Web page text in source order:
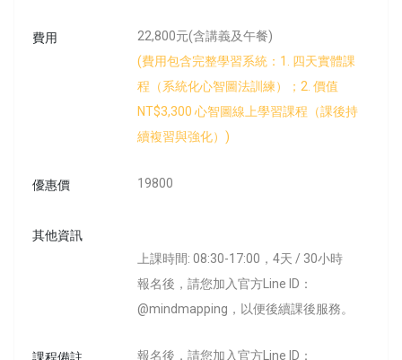
費用
22,800元(含講義及午餐)
(費用包含完整學習系統：1. 四天實體課
程（系統化心智圖法訓練）；2. 價值
NT$3,300 心智圖線上學習課程（課後持
續複習與強化）)
優惠價 19800
其他資訊
上課時間: 08:30-17:00，4天 / 30小時
報名後，請您加入官方Line ID：
@mindmapping，以便後續課後服務。
報名後，請您加入官方Line ID：